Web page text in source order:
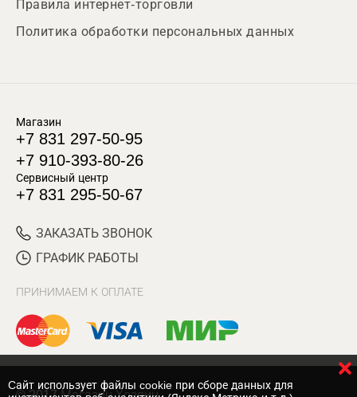
Правила интернет-торговли
Политика обработки персональных данных
Магазин
+7 831 297-50-95
+7 910-393-80-26
Сервисный центр
+7 831 295-50-67
ЗАКАЗАТЬ ЗВОНОК
ГРАФИК РАБОТЫ
ПРИНИМАЕМ К ОПЛАТЕ
Cайт использует файлы cookie при сборе данных для